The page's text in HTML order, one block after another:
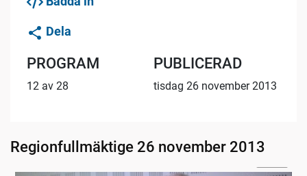
Dela
PROGRAM
12 av 28
PUBLICERAD
tisdag 26 november 2013
Regionfullmäktige 26 november 2013